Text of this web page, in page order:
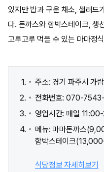
있지만 밥과 구운 채소, 샐러드
다. 돈까스와 함박스테이크, 생
고루고루 먹을 수 있는 마마정
주소: 경기 파주시 가
전화번호: 070-
영업시간: 매일
메뉴: 마마돈까스
함박스테이크(13,000
식당정보 자세히보기